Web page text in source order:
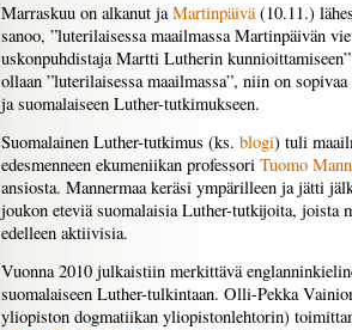
Marraskuu on alkanut jaMartinpäivä(10.11.)
sanoo, ”luterilaisessa maailmassa Martinpäivän
uskonpuhdistaja Martti Lutherin
ollaan ”luterilaisessa maailmassa”, niin on
ja suomalaiseen Luther-tutkimukseen.
Suomalainen Luther-tutkimus (ks. blogi) tuli
edesmenneen ekumeniikan professori Tuomo
ansiosta. Mannermaa keräsi ympärilleen ja jätti
joukon eteviä suomalaisia Luther-tutkijoita, joista
edelleen aktiivisia.
Vuonna 2010 julkaistiin merkittävä
suomalaiseen Luther-tulkintaan. Olli-Pekka
yliopiston dogmatiikan yliopistonlehtorin)